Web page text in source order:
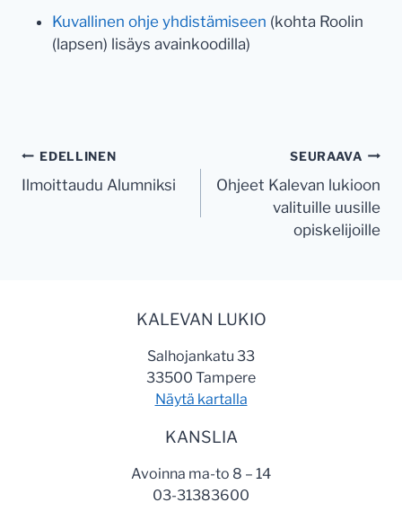
Kuvallinen ohje yhdistämiseen (kohta Roolin
(lapsen) lisäys avainkoodilla)
Artikkelien
selaus
EDELLINEN
Ilmoittaudu Alumniksi
SEURAAVA
Ohjeet Kalevan lukioon
valituille uusille
opiskelijoille
KALEVAN LUKIO
Salhojankatu 33
33500 Tampere
Näytä kartalla
KANSLIA
Avoinna ma-to 8 – 14
03-31383600